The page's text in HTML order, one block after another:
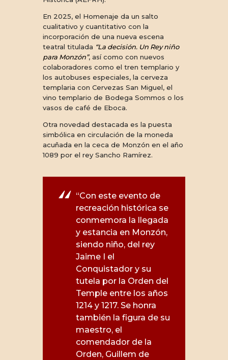
En 2025, el Homenaje da un salto
cualitativo y cuantitativo con la
incorporación de una nueva escena
teatral titulada “La decisión. Un Rey niño
para Monzón”, así como con nuevos
colaboradores como el tren templario y
los autobuses especiales, la cerveza
templaria con Cervezas San Miguel, el
vino templario de Bodega Sommos o los
vasos de café de Eboca.
Otra novedad destacada es la puesta
simbólica en circulación de la moneda
acuñada en la ceca de Monzón en el año
1089 por el rey Sancho Ramírez.
“Con este evento de
recreación histórica se
conmemora la llegada
y estancia en Monzón,
siendo niño, del rey
Jaime I el
Conquistador y su
tutela por la Orden del
Temple entre los años
1214 y 1217. Se honra
también la figura de su
maestro, el
comendador de la
Orden, Guillem de